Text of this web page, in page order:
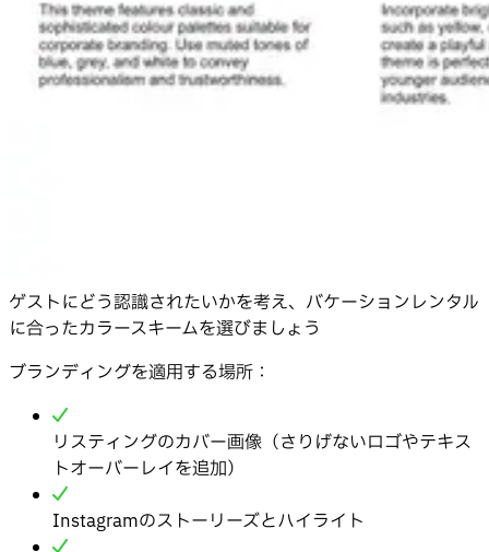
ゲストにどう認識されたいかを考え、バケーションレンタル
に合ったカラースキームを選びましょう
ブランディングを適用する場所：
リスティングのカバー画像（さりげないロゴやテキス
トオーバーレイを追加）
Instagramのストーリーズとハイライト